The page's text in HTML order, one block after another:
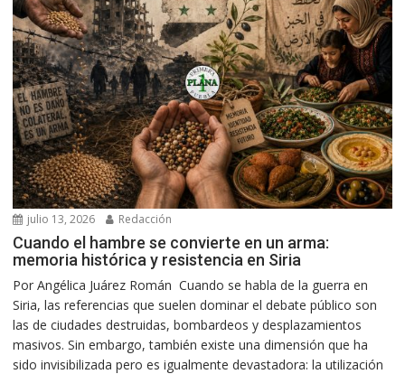
julio 13, 2026 Redacción
Cuando el hambre se convierte en un arma:
memoria histórica y resistencia en Siria
Por Angélica Juárez Román Cuando se habla de la guerra en
Siria, las referencias que suelen dominar el debate público son
las de ciudades destruidas, bombardeos y desplazamientos
masivos. Sin embargo, también existe una dimensión que ha
sido invisibilizada pero es igualmente devastadora: la utilización